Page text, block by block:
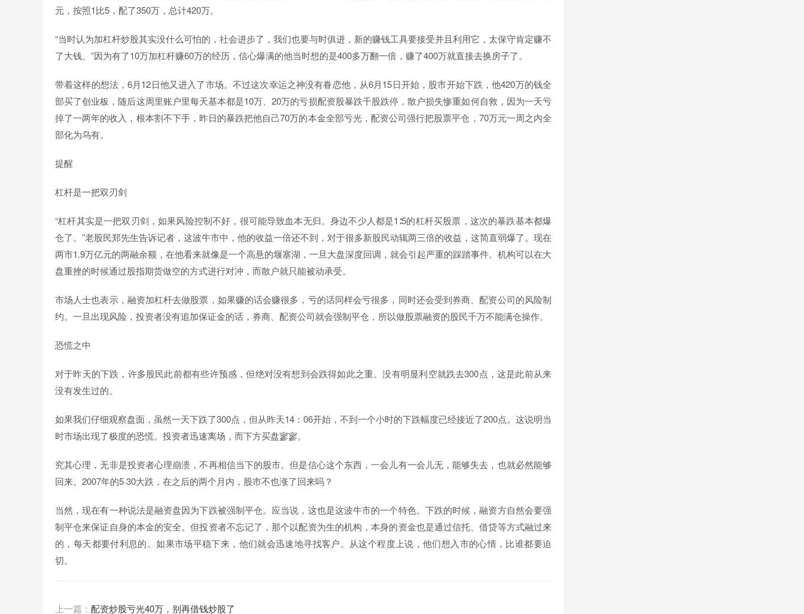
元，按照1比5，配了350万，总计420万。
“当时认为加杠杆炒股其实没什么可怕的，社会进步了，我们也要与时俱进，新的赚钱工具要接受并且利用它，太保守肯定赚不
了大钱。”因为有了10万加杠杆赚60万的经历，信心爆满的他当时想的是400多万翻一倍，赚了400万就直接去换房子了。
带着这样的想法，6月12日他又进入了市场。不过这次幸运之神没有眷恋他，从6月15日开始，股市开始下跌，他420万的钱全
部买了创业板，随后这周里账户里每天基本都是10万、20万的亏损配资股暴跌千股跌停，散户损失惨重如何自救，因为一天亏
掉了一两年的收入，根本割不下手，昨日的暴跌把他自己70万的本金全部亏光，配资公司强行把股票平仓，70万元一周之内全
部化为乌有。
提醒
杠杆是一把双刃剑
“杠杆其实是一把双刃剑，如果风险控制不好，很可能导致血本无归。身边不少人都是1∶5的杠杆买股票，这次的暴跌基本都爆
仓了。”老股民郑先生告诉记者，这波牛市中，他的收益一倍还不到，对于很多新股民动辄两三倍的收益，这简直弱爆了。现在
两市1.9万亿元的两融余额，在他看来就像是一个高悬的堰塞湖，一旦大盘深度回调，就会引起严重的踩踏事件。机构可以在大
盘重挫的时候通过股指期货做空的方式进行对冲，而散户就只能被动承受。
市场人士也表示，融资加杠杆去做股票，如果赚的话会赚很多，亏的话同样会亏很多，同时还会受到券商、配资公司的风险制
约。一旦出现风险，投资者没有追加保证金的话，券商、配资公司就会强制平仓，所以做股票融资的股民千万不能满仓操作。
恐慌之中
对于昨天的下跌，许多股民此前都有些许预感，但绝对没有想到会跌得如此之重。没有明显利空就跌去300点，这是此前从来
没有发生过的。
如果我们仔细观察盘面，虽然一天下跌了300点，但从昨天14：06开始，不到一个小时的下跌幅度已经接近了200点。这说明当
时市场出现了极度的恐慌。投资者迅速离场，而下方买盘寥寥。
究其心理，无非是投资者心理崩溃，不再相信当下的股市。但是信心这个东西，一会儿有一会儿无，能够失去，也就必然能够
回来。2007年的5·30大跌，在之后的两个月内，股市不也涨了回来吗？
当然，现在有一种说法是融资盘因为下跌被强制平仓。应当说，这也是这波牛市的一个特色。下跌的时候，融资方自然会要强
制平仓来保证自身的本金的安全。但投资者不忘记了，那个以配资为生的机构，本身的资金也是通过信托、借贷等方式融过来
的，每天都要付利息的。如果市场平稳下来，他们就会迅速地寻找客户。从这个程度上说，他们想入市的心情，比谁都要迫
切。
上一篇： 配资炒股亏光40万，别再借钱炒股了